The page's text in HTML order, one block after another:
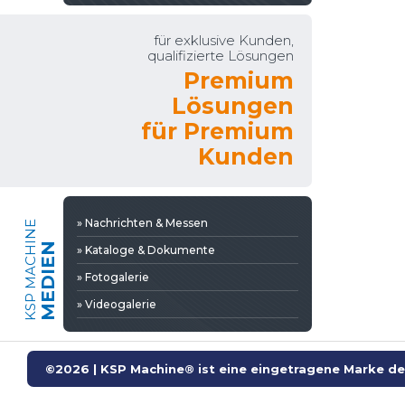
» Videogalerie
für exklusive Kunden,
qualifizierte Lösungen
Premium
Lösungen
für Premium
Kunden
KSP MACHINEMEDIEN
» Nachrichten & Messen
» Kataloge & Dokumente
» Fotogalerie
» Videogalerie
©2026 | KSP Machine® ist eine eingetragene Marke